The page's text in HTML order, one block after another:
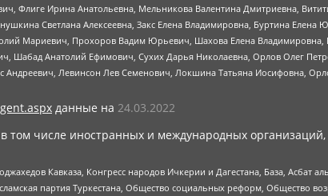
Флиге Ирина Анатольевна, Мельникова Валентина Дмитриевна,
Светлана Алексеевна, Закс Елена Владимировна, Буртина
Мариевич, Прохоров Вадим Юрьевич, Шахова Елена
Шабад Анатолий Ефимович, Сухих Дарья Николаевна, Орлов Олег
Андреевич, Левинсон Лев Семенович, Локшина Татьяна Иосифовна,
данные на 24.03.2022
числе иностранных и международных
Кавказа, Конгресс народов Ичкерии и Дагестана, База, Асбат
партия Туркестана, Общество социальных реформ, Общество